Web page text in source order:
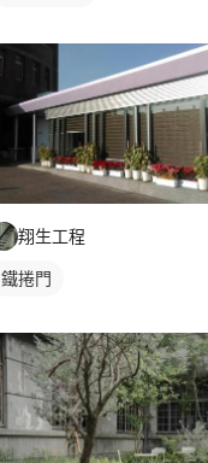
翔生工程
鐵捲門